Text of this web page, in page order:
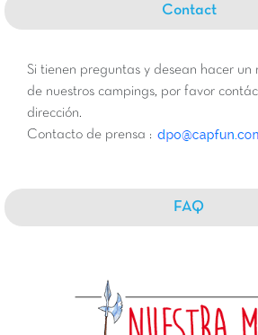
Contact
Si tienen preguntas y desean hacer un
de nuestros campings, por favor
dirección.
Contacto de prensa :
FAQ